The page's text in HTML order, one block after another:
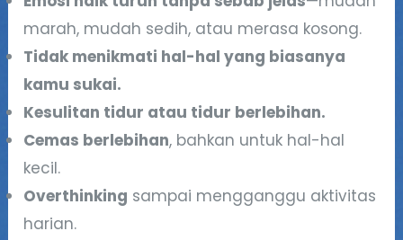
marah, mudah sedih, atau merasa kosong.
Tidak menikmati hal-hal yang biasanya
kamu sukai.
Kesulitan tidur atau tidur berlebihan.
Cemas berlebihan, bahkan untuk hal-hal
kecil.
Overthinking sampai mengganggu aktivitas
harian.